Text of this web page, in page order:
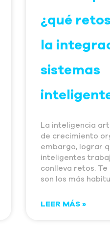
¿qué
la
sistemas
La inteligencia
de crecimiento
embargo, lograr
inteligentes
conlleva retos.
son los más
LEER MÁS »